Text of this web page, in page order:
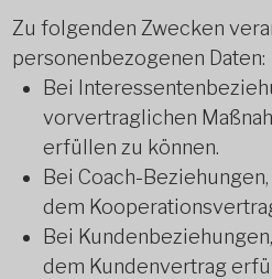
Zu folgenden Zwecken
personenbezogenen Daten:
Bei
vorvertraglichen
erfüllen zu können.
Bei Coach-
dem
Bei
dem Kundenvertrag